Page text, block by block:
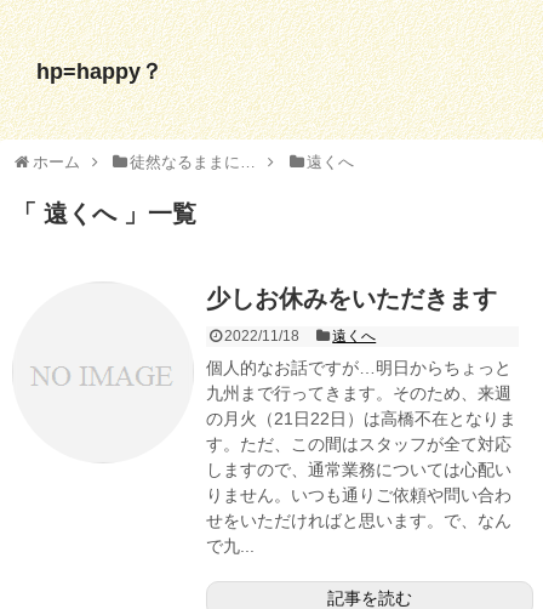
hp=happy？
ホーム 徒然なるままに… 遠くへ
遠くへ 一覧
少しお休みをいただきます
2022/11/18 遠くへ
個人的なお話ですが…明日からちょっと
九州まで行ってきます。そのため、来週
の月火（21日22日）は高橋不在となりま
す。ただ、この間はスタッフが全て対応
しますので、通常業務については心配い
りません。いつも通りご依頼や問い合わ
せをいただければと思います。で、なん
で九...
記事を読む